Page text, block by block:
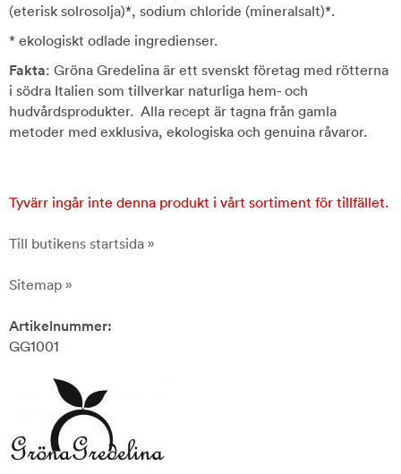
(eterisk solrosolja)*, sodium chloride (mineralsalt)*.
* ekologiskt odlade ingredienser.
Fakta: Gröna Gredelina är ett svenskt företag med rötterna
i södra Italien som tillverkar naturliga hem- och
hudvårdsprodukter. Alla recept är tagna från gamla
metoder med exklusiva, ekologiska och genuina råvaror.
Tyvärr ingår inte denna produkt i vårt sortiment för tillfället.
Till butikens startsida »
Sitemap »
Artikelnummer:
GG1001